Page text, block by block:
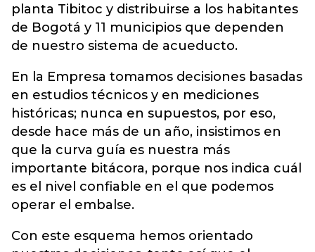
planta Tibitoc y distribuirse a los habitantes
de Bogotá y 11 municipios que dependen
de nuestro sistema de acueducto.
En la Empresa tomamos decisiones basadas
en estudios técnicos y en mediciones
históricas; nunca en supuestos, por eso,
desde hace más de un año, insistimos en
que la curva guía es nuestra más
importante bitácora, porque nos indica cuál
es el nivel confiable en el que podemos
operar el embalse.
Con este esquema hemos orientado